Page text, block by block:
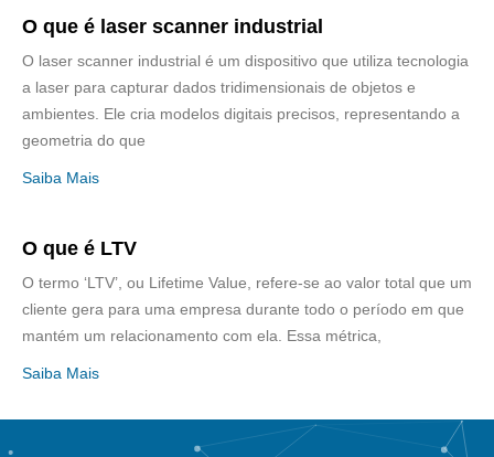
O que é laser scanner industrial
O laser scanner industrial é um dispositivo que utiliza tecnologia
a laser para capturar dados tridimensionais de objetos e
ambientes. Ele cria modelos digitais precisos, representando a
geometria do que
Saiba Mais
O que é LTV
O termo ‘LTV’, ou Lifetime Value, refere-se ao valor total que um
cliente gera para uma empresa durante todo o período em que
mantém um relacionamento com ela. Essa métrica,
Saiba Mais